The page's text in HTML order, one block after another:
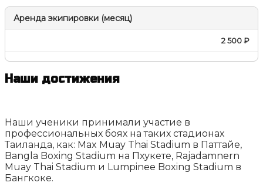
Аренда экипировки (месяц)
2 500 ₽
Наши достижения
Наши ученики принимали участие в
профессиональных боях на таких стадионах
Таиланда, как: Max Muay Thai Stadium в Паттайе,
Bangla Boxing Stadium на Пхукете, Rajadamnern
Muay Thai Stadium и Lumpinee Boxing Stadium в
Бангкоке.